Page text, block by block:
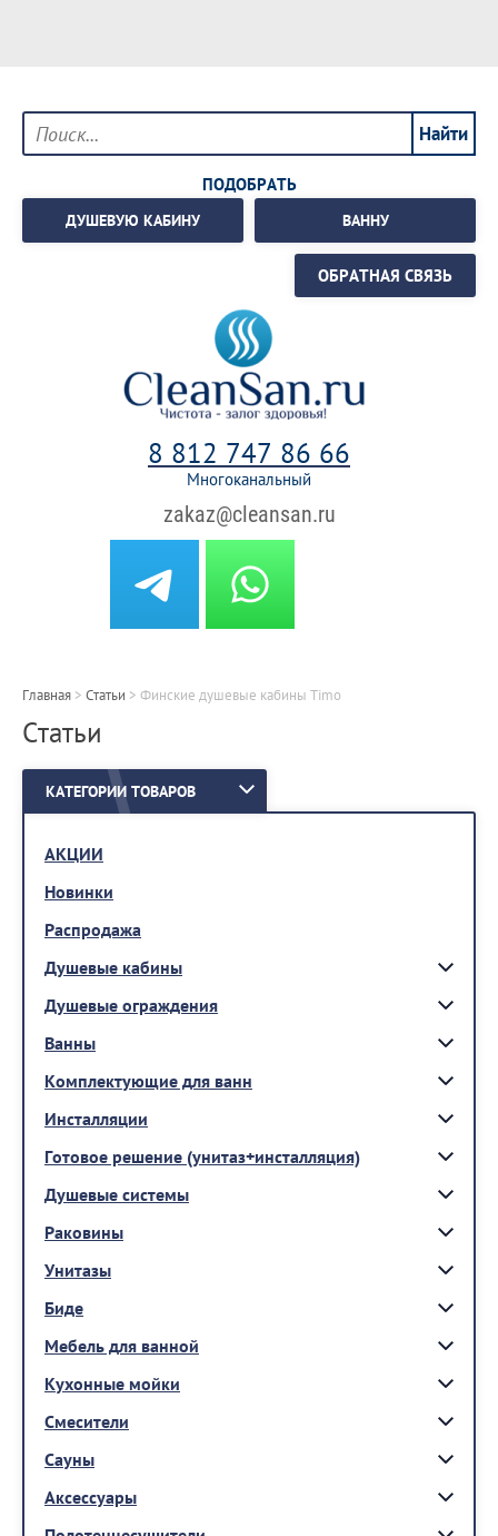
ПОДОБРАТЬ
ДУШЕВУЮ КАБИНУ ВАННУ
ОБРАТНАЯ СВЯЗЬ
8 812 747 86 66
Многоканальный
zakaz@cleansan.ru
Главная > Cтатьи > Финские душевые кабины Timo
Cтатьи
КАТЕГОРИИ ТОВАРОВ
АКЦИИ
Новинки
Распродажа
Душевые кабины
Душевые ограждения
Ванны
Комплектующие для ванн
Инсталляции
Готовое решение (унитаз+инсталляция)
Душевые системы
Раковины
Унитазы
Биде
Мебель для ванной
Кухонные мойки
Смесители
Сауны
Аксессуары